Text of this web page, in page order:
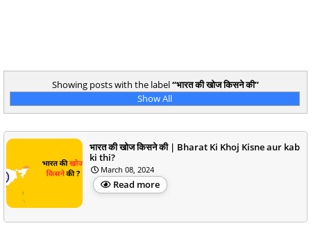
Showing posts with the label भारत की खोज किसने की
Show All
भारत की खोज किसने की | Bharat Ki Khoj Kisne aur kab
ki thi?
March 08, 2024
Read more